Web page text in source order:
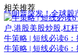
特朗普突发！全球股
相关推荐
牛策略 | 短线必读6：
牛策略 | 短线必读6：